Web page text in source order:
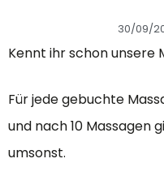
30/09/
Kennt ihr schon unsere
Für jede gebuchte
und nach 10 Massagen
umsonst.